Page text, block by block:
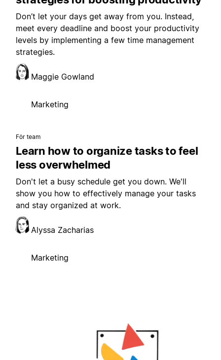
Don’t let your days get away from you. Instead,
meet every deadline and boost your productivity
levels by implementing a few time management
strategies.
Maggie Gowland
Marketing
För team
Learn how to organize tasks to feel
less overwhelmed
Don't let a busy schedule get you down. We'll
show you how to effectively manage your tasks
and stay organized at work.
Alyssa Zacharias
Marketing